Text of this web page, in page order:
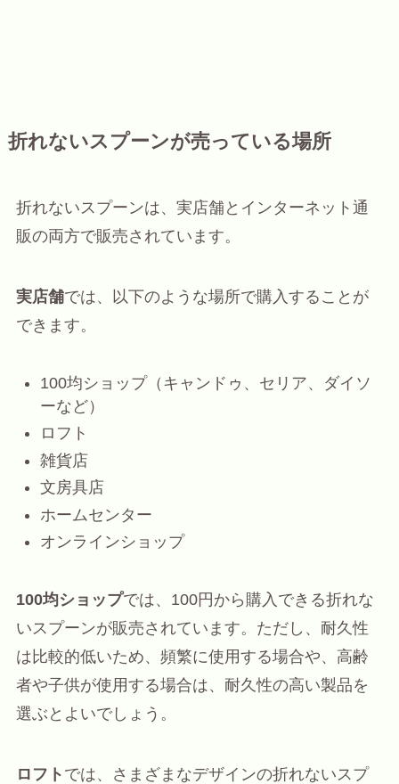
折れないスプーンが売っている場所
折れないスプーンは、実店舗とインターネット通
販の両方で販売されています。
実店舗では、以下のような場所で購入することが
できます。
100均ショップ（キャンドゥ、セリア、ダイソ
ーなど）
ロフト
雑貨店
文房具店
ホームセンター
オンラインショップ
100均ショップでは、100円から購入できる折れな
いスプーンが販売されています。ただし、耐久性
は比較的低いため、頻繁に使用する場合や、高齢
者や子供が使用する場合は、耐久性の高い製品を
選ぶとよいでしょう。
ロフト では、さまざまなデザインの折れないスプ